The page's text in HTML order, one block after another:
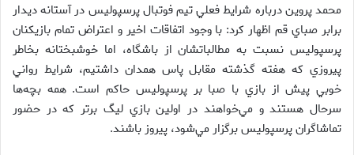
محمد پروين درباره شرايط فعلي تيم فوتبال پرسپوليس در آستانه ديدار
برابر صباي قم اظهار كرد: با وجود اتفاقات اخير و اعتراض تمام بازيكنان
پرسپوليس نسبت به مطالباتشان از باشگاه، اما خوشبختانه بخاطر
پيروزي كه هفته گذشته مقابل پاس همدان داشتيم، شرايط رواني
خوبي پيش از بازي با صبا بر پرسپوليس حاكم است. همه بچه‌ها
سرحال هستند و مي‌خواهند در اولين بازي ليگ برتر كه در حضور
تماشاگران پرسپوليس برگزار مي‌شود، پيروز باشند.